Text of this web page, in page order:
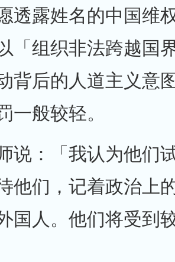
透露姓名的中国维
「组织非法跨越国
背后的人道主义意
一般较轻。
说：「我认为他们
他们，记着政治上
国人。他们将受到